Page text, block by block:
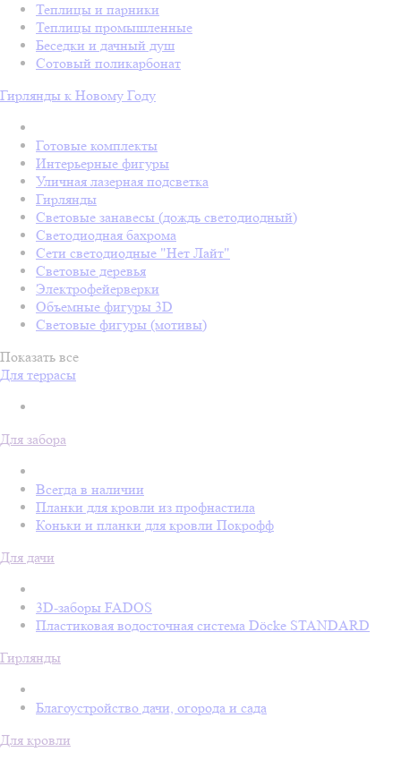
Теплицы и парники
Теплицы промышленные
Беседки и дачный душ
Сотовый поликарбонат
Гирлянды к Новому Году
Готовые комплекты
Интерьерные фигуры
Уличная лазерная подсветка
Гирлянды
Световые занавесы (дождь светодиодный)
Светодиодная бахрома
Сети светодиодные "Нет Лайт"
Световые деревья
Электрофейерверки
Объемные фигуры 3D
Световые фигуры (мотивы)
Показать все
Для террасы
Для забора
Всегда в наличии
Планки для кровли из профнастила
Коньки и планки для кровли Покрофф
Для дачи
3D-заборы FADOS
Пластиковая водосточная система Döcke STANDARD
Гирлянды
Благоустройство дачи, огорода и сада
Для кровли